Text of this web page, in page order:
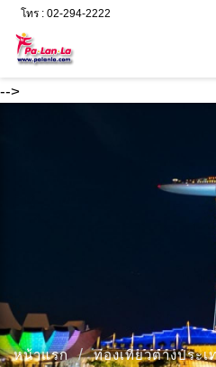
-->
โทร : 02-294-2222
หน้าแรก ท่องเที่ยวต่างประเ